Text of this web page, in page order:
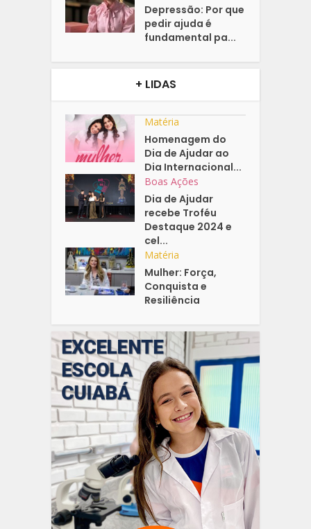
Depressão: Por que
pedir ajuda é
fundamental pa...
+ LIDAS
Matéria
Homenagem do
Dia de Ajudar ao
Dia Internacional...
Boas Ações
Dia de Ajudar
recebe Troféu
Destaque 2024 e
cel...
Matéria
Mulher: Força,
Conquista e
Resiliência